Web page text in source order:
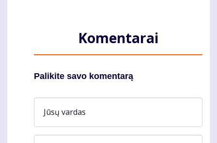
Komentarai
Palikite savo komentarą
Jūsų vardas